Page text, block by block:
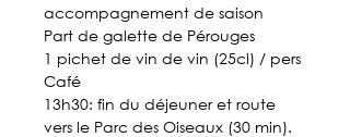
accompagnement de saison
Part de galette de Pérouges
1 pichet de vin de vin (25cl) / pers
Café
13h30: fin du déjeuner et route
vers le Parc des Oiseaux (30 min).